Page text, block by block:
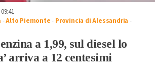
-Alto Piemonte- Provincia di Alessandria -
a 1,99, sul diesel lo
arriva a 12 centesimi